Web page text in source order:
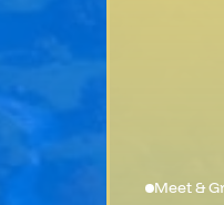
Meet &